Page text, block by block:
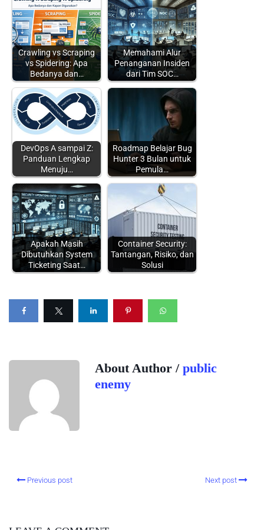
Crawling vs Scraping
vs Spidering: Apa
Bedanya dan…
Memahami Alur
Penanganan Insiden
dari Tim SOC…
DevOps A sampai Z:
Panduan Lengkap
Menuju…
Roadmap Belajar Bug
Hunter 3 Bulan untuk
Pemula…
Apakah Masih
Dibutuhkan System
Ticketing Saat…
Container Security:
Tantangan, Risiko, dan
Solusi
About Author / public
enemy
Previous post Next post